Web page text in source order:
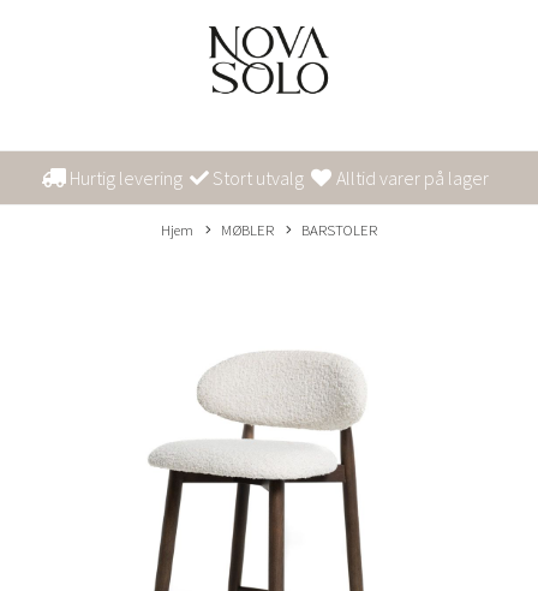
Hurtig levering Stort utvalg Alltid varer på lager
Hjem MØBLER BARSTOLER